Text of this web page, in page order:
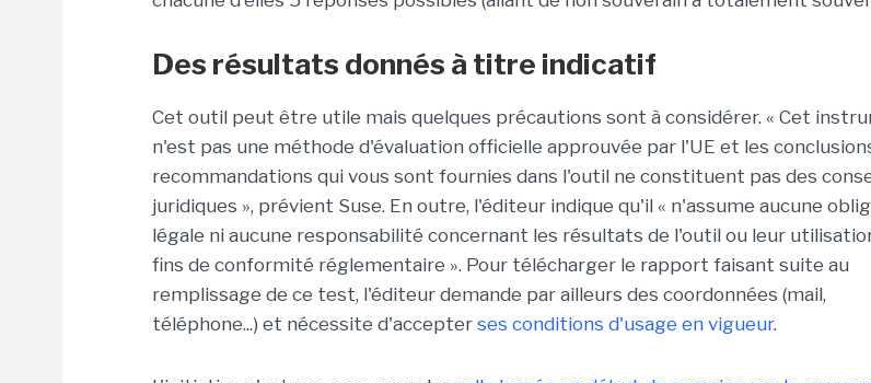
Des résultats donnés à titre indicatif
Cet outil peut être utile mais quelques précautions sont à considérer. « Cet
n'est pas une méthode d'évaluation officielle approuvée par l'UE et les
recommandations qui vous sont fournies dans l'outil ne constituent pas des
juridiques », prévient Suse. En outre, l'éditeur indique qu'il « n'assume aucune
légale ni aucune responsabilité concernant les résultats de l'outil ou leur
fins de conformité réglementaire ». Pour télécharger le rapport faisant suite au
remplissage de ce test, l'éditeur demande par ailleurs des coordonnées (mail,
téléphone...) et nécessite d'accepter ses conditions d'usage en vigueur.